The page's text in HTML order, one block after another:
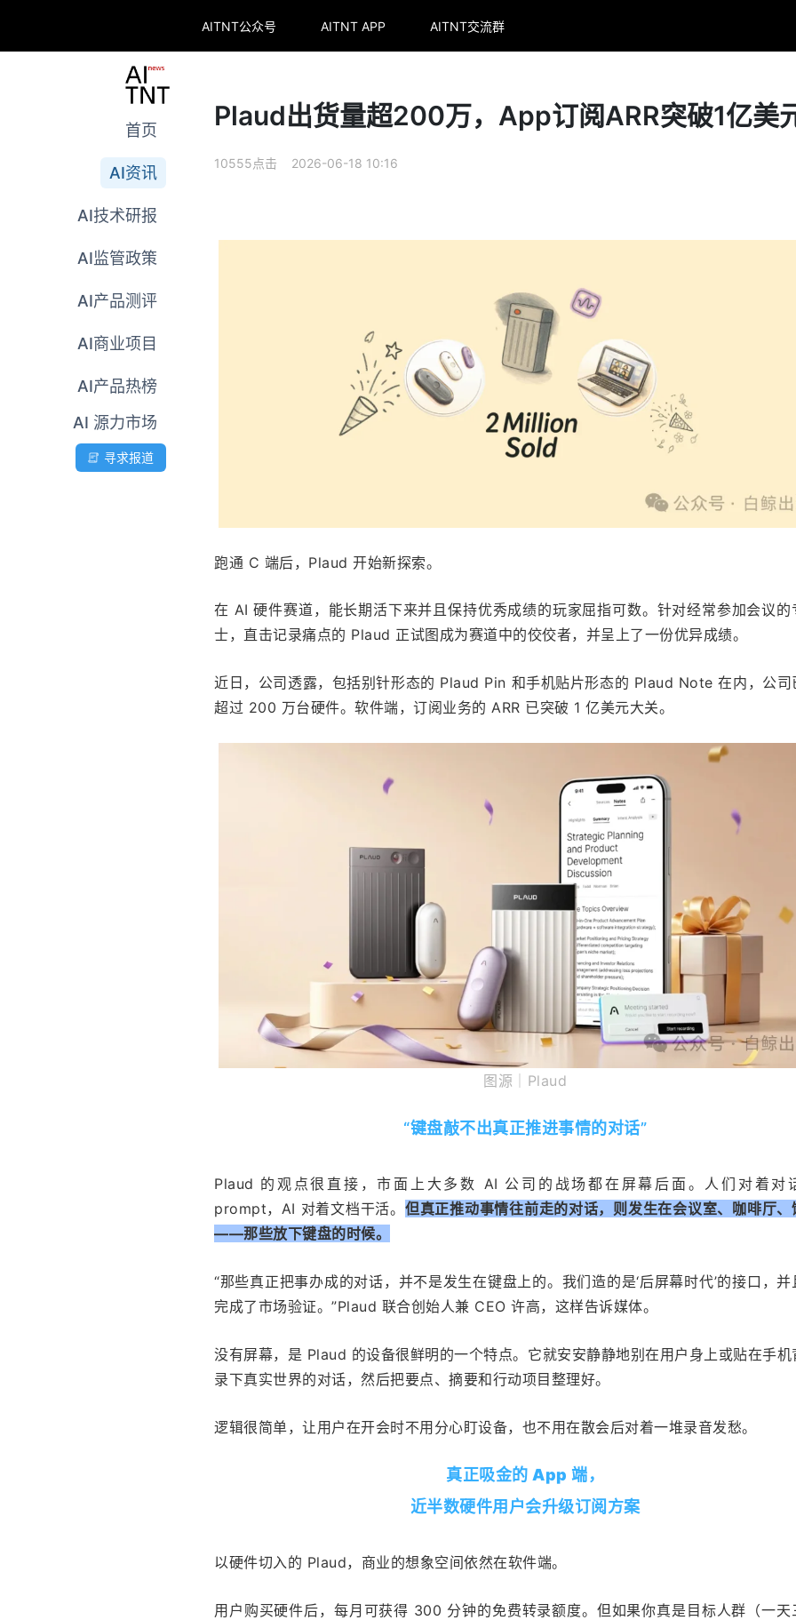
AITNT公众号 AITNT APP AITNT交流群
首页
AI资讯
AI技术研报
AI监管政策
AI产品测评
AI商业项目
AI产品热榜
AI 源力市场
寻求报道
Plaud出货量超200万，App订阅ARR突破1亿美
10555点击 2026-06-18 10:16
跑通 C 端后，Plaud 开始新探索。
在 AI 硬件赛道，能长期活下来并且保持优秀成绩的玩家屈指可数。针对经常参加会议的
士，直击记录痛点的 Plaud 正试图成为赛道中的佼佼者，并呈上了一份优异成绩。
近日，公司透露，包括别针形态的 Plaud Pin 和手机贴片形态的 Plaud Note 在内，公司
超过 200 万台硬件。软件端，订阅业务的 ARR 已突破 1 亿美元大关。
图源｜Plaud
“键盘敲不出真正推进事情的对话”
Plaud 的观点很直接，市面上大多数 AI 公司的战场都在屏幕后面。人们对着对
prompt，AI 对着文档干活。 但真正推动事情往前走的对话，则发生在会议室、咖啡厅、
——那些放下键盘的时候。
“那些真正把事办成的对话，并不是发生在键盘上的。我们造的是‘后屏幕时代’的接口，
完成了市场验证。”Plaud 联合创始人兼 CEO 许高，这样告诉媒体。
没有屏幕，是 Plaud 的设备很鲜明的一个特点。它就安安静静地别在用户身上或贴在手机
录下真实世界的对话，然后把要点、摘要和行动项目整理好。
逻辑很简单，让用户在开会时不用分心盯设备，也不用在散会后对着一堆录音发愁。
真正吸金的 App 端，
近半数硬件用户会升级订阅方案
以硬件切入的 Plaud，商业的想象空间依然在软件端。
用户购买硬件后，每月可获得 300 分钟的免费转录额度。但如果你真是目标人群（一天